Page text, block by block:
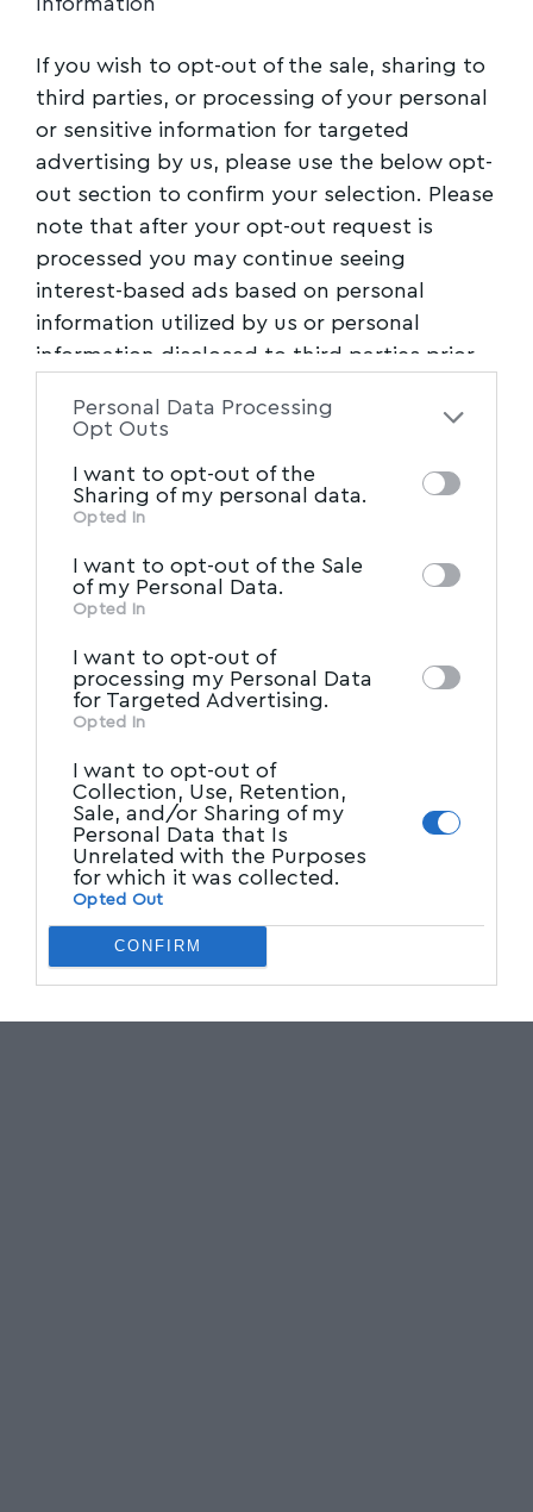
If you wish to opt-out of the sale, sharing to
third parties, or processing of your personal
or sensitive information for targeted
advertising by us, please use the below opt-
out section to confirm your selection. Please
note that after your opt-out request is
processed you may continue seeing
interest-based ads based on personal
information utilized by us or personal
information disclosed to third parties prior
of the further disclosure of your personal
of downstream participants. This
information may also be disclosed by us to
Participantsthat may further disclose it to
other third parties.
Personal Data Processing
Opt Outs
I want to opt-out of the
Sharing of my personal data.
Opted In
I want to opt-out of the Sale
of my Personal Data.
Opted In
I want to opt-out of
processing my Personal Data
for Targeted Advertising.
Opted In
I want to opt-out of
Collection, Use, Retention,
Sale, and/or Sharing of my
Personal Data that Is
Unrelated with the Purposes
for which it was collected.
Opted Out
CONFIRM